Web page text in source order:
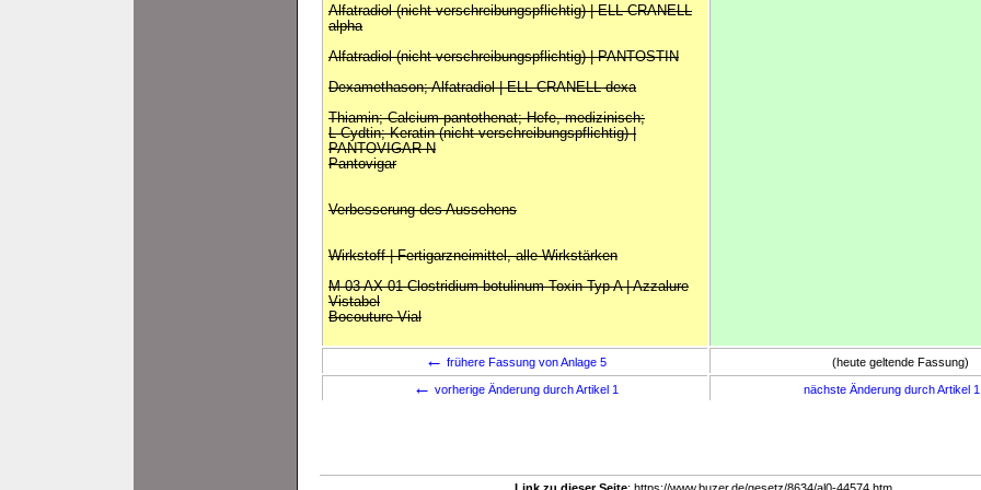
Alfatradiol (nicht verschreibungspflichtig) | ELL CRANELL
alpha
Alfatradiol (nicht verschreibungspflichtig) | PANTOSTIN
Dexamethason; Alfatradiol | ELL CRANELL dexa
Thiamin; Calcium pantothenat; Hefe, medizinisch;
L-Cydtin; Keratin (nicht verschreibungspflichtig) |
PANTOVIGAR N
Pantovigar
Verbesserung des Aussehens
Wirkstoff | Fertigarzneimittel, alle Wirkstärken
M 03 AX 01 Clostridium botulinum Toxin Typ A | Azzalure
Vistabel
Bocouture Vial
← frühere Fassung von Anlage 5 (heute geltende Fassung)
← vorherige Änderung durch Artikel 1 nächste Änderung durch Artikel